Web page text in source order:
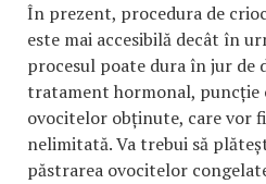
În prezent, procedura de
este mai accesibilă decât în
procesul poate dura în jur de
tratament hormonal, puncție
ovocitelor obținute, care vor
nelimitată. Va trebui să
păstrarea ovocitelor